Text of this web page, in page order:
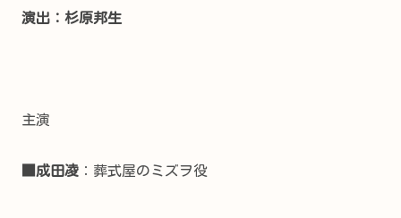
演出： 杉原邦生
主演
■成田凌 ：葬式屋のミズヲ役